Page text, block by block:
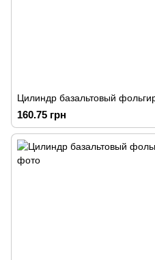
Цилиндр базальтовый
160.75 грн